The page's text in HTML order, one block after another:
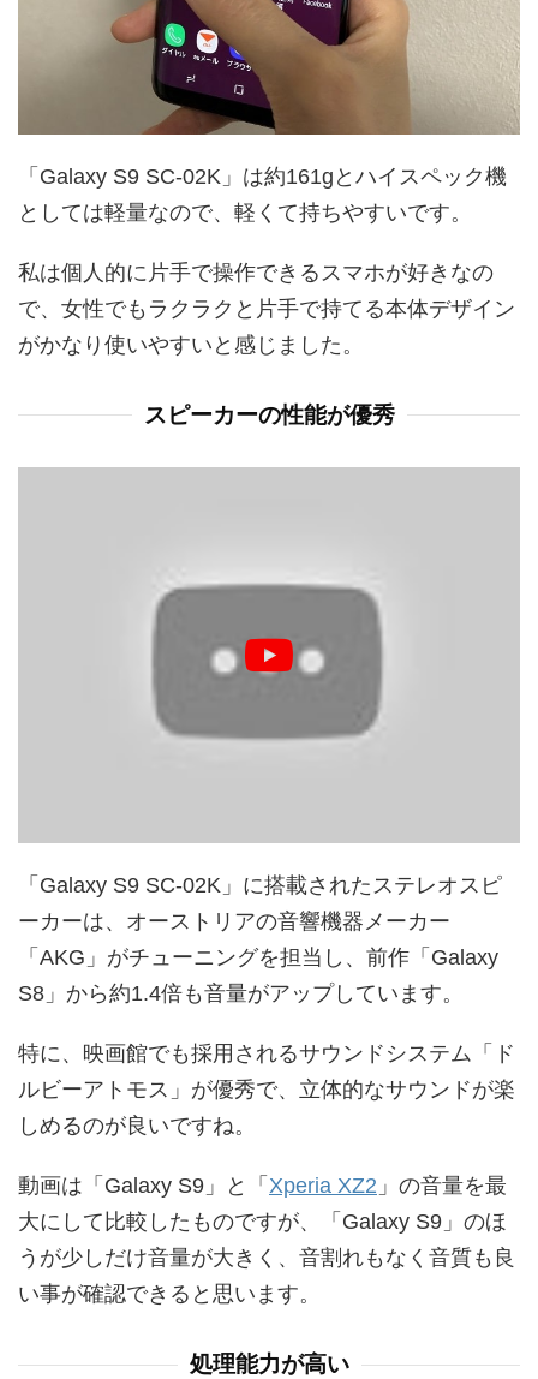
「Galaxy S9 SC-02K」は約161gとハイスペック機
としては軽量なので、軽くて持ちやすいです。
私は個人的に片手で操作できるスマホが好きなの
で、女性でもラクラクと片手で持てる本体デザイン
がかなり使いやすいと感じました。
スピーカーの性能が優秀
「Galaxy S9 SC-02K」に搭載されたステレオスピ
ーカーは、オーストリアの音響機器メーカー
「AKG」がチューニングを担当し、前作「Galaxy
S8」から約1.4倍も音量がアップしています。
特に、映画館でも採用されるサウンドシステム「ド
ルビーアトモス」が優秀で、立体的なサウンドが楽
しめるのが良いですね。
動画は「Galaxy S9」と「 Xperia XZ2 」の音量を最
大にして比較したものですが、「Galaxy S9」のほ
うが少しだけ音量が大きく、音割れもなく音質も良
い事が確認できると思います。
処理能力が高い